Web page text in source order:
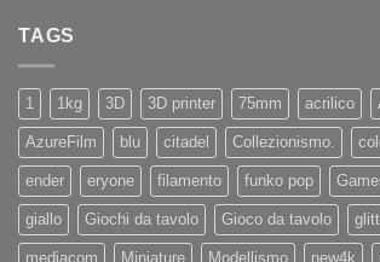
TAGS
1 1kg 3D 3D printer 75mm acrilico
AzureFilm blu citadel Collezionismo.
ender eryone filamento funko pop
giallo Giochi da tavolo Gioco da tavolo
mediacom Miniature Modellismo new4k